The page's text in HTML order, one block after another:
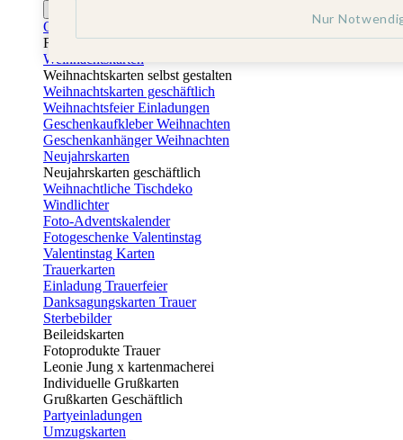
Osterkarten
Fotogeschenke zu Ostern
Weihnachtskarten
Weihnachtskarten selbst gestalten
Weihnachtskarten geschäftlich
Weihnachtsfeier Einladungen
Geschenkaufkleber Weihnachten
Geschenkanhänger Weihnachten
Neujahrskarten
Neujahrskarten geschäftlich
Weihnachtliche Tischdeko
Windlichter
Foto-Adventskalender
Fotogeschenke Valentinstag
Valentinstag Karten
Trauerkarten
Einladung Trauerfeier
Danksagungskarten Trauer
Sterbebilder
Beileidskarten
Fotoprodukte Trauer
Leonie Jung x kartenmacherei
Individuelle Grußkarten
Grußkarten Geschäftlich
Partyeinladungen
Umzugskarten
Nur